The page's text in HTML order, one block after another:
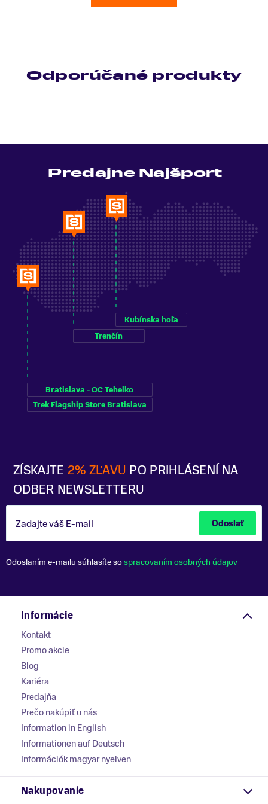
Odporúčané produkty
ZÍSKAJTE 2% ZĽAVU PO PRIHLÁSENÍ NA
ODBER NEWSLETTERU
Zadajte váš E-mail Odoslať
Odoslaním e-mailu súhlasíte sospracovaním osobných údajov
Predajne Najšport
Bratislava - OC Tehelko
Trek Flagship Store Bratislava
Trenčín
Kubínska hoľa
Informácie
Kontakt
Promo akcie
Blog
Kariéra
Predajňa
Prečo nakúpiť u nás
Information in English
Informationen auf Deutsch
Információk magyar nyelven
Nakupovanie